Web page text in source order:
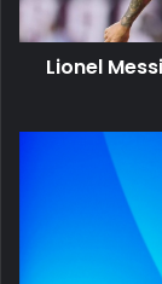
euro
Lionel